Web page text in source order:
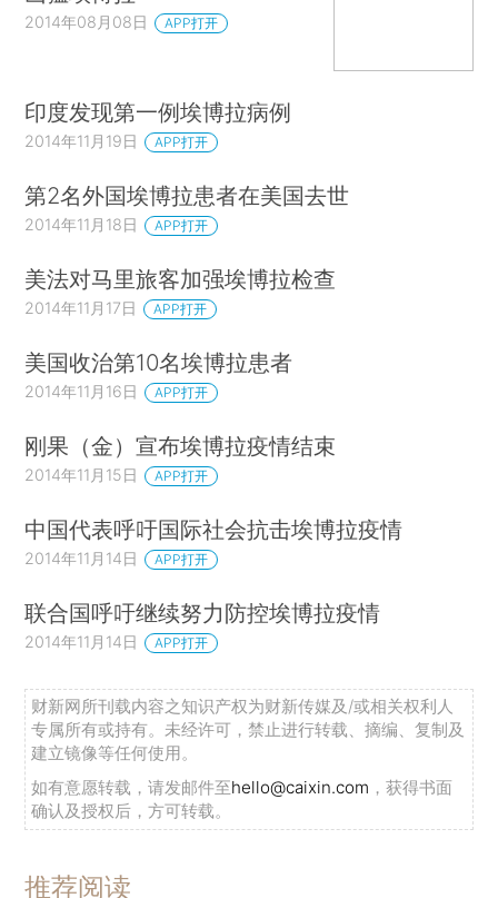
2014年08月08日 APP打开
印度发现第一例埃博拉病例
2014年11月19日 APP打开
第2名外国埃博拉患者在美国去世
2014年11月18日 APP打开
美法对马里旅客加强埃博拉检查
2014年11月17日 APP打开
美国收治第10名埃博拉患者
2014年11月16日 APP打开
刚果（金）宣布埃博拉疫情结束
2014年11月15日 APP打开
中国代表呼吁国际社会抗击埃博拉疫情
2014年11月14日 APP打开
联合国呼吁继续努力防控埃博拉疫情
2014年11月14日 APP打开
财新网所刊载内容之知识产权为财新传媒及/或相关权利人
专属所有或持有。未经许可，禁止进行转载、摘编、复制及
建立镜像等任何使用。
如有意愿转载，请发邮件至hello@caixin.com ，获得书面
确认及授权后，方可转载。
推荐阅读